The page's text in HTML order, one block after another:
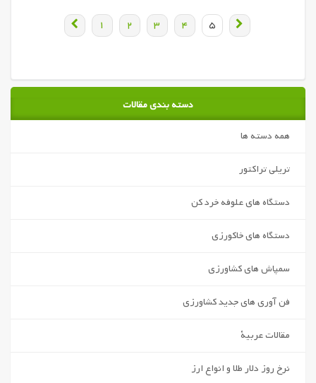
1 2 3 4 5
دسته بندی مقالات
همه دسته ها
تریلی تراکتور
دستگاه های علوفه خرد کن
دستگاه های خاکورزی
سمپاش های کشاورزی
فن آوری های جدید کشاورزی
مقالات عربیة
نرخ روز دلار طلا و انواع ارز